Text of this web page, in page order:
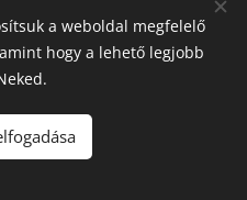
egyesület | Minden jog
a weboldal megfelelő
hogy a lehető legjobb